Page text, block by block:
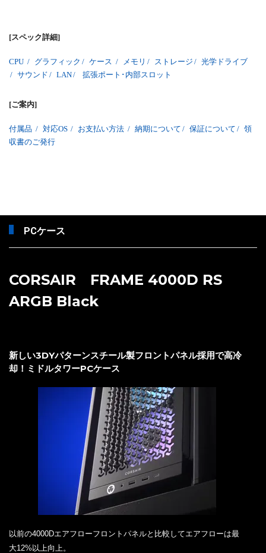
[スペック詳細]
CPU / グラフィック / ケース / メモリ / ストレージ / 光学ドライブ
/ サウンド / LAN/ 拡張ポート･内部スロット
[ご案内]
付属品 / 対応OS / お支払い方法 / 納期について / 保証について / 領
収書のご発行
PCケース
CORSAIR FRAME 4000D RS
ARGB Black
新しい3DYパターンスチール製フロントパネル採用で高冷
却！ミドルタワーPCケース
以前の4000Dエアフローフロントパネルと比較してエアフローは最
大12%以上向上。